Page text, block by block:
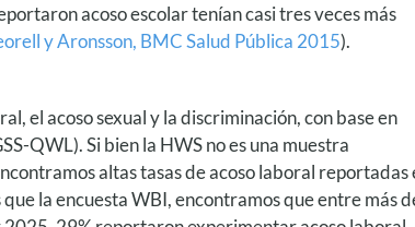
acoso escolar tenían casi tres veces más
y Aronsson, BMC Salud Pública 2015).
el acoso sexual y la discriminación, con base en
QWL). Si bien la HWS no es una muestra
altas tasas de acoso laboral reportadas
la encuesta WBI, encontramos que entre más